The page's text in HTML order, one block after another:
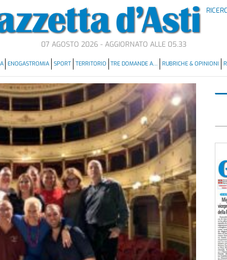
07 AGOSTO 2026 - AGGIORNATO ALLE 05.33
ENOGASTROMIA SPORT TERRITORIO TRE DOMANDE A… RUBRICHE & OPINIONI